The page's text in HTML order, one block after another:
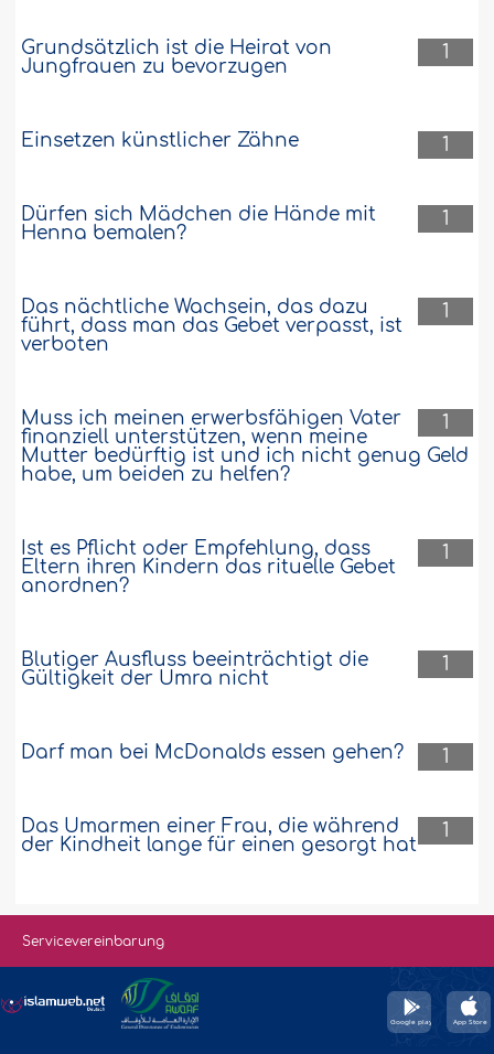
1
Grundsätzlich ist die Heirat von
Jungfrauen zu bevorzugen
1
Einsetzen künstlicher Zähne
1
Dürfen sich Mädchen die Hände mit
Henna bemalen?
1
Das nächtliche Wachsein, das dazu
führt, dass man das Gebet verpasst, ist
verboten
1
Muss ich meinen erwerbsfähigen Vater
finanziell unterstützen, wenn meine
Mutter bedürftig ist und ich nicht genug Geld
habe, um beiden zu helfen?
1
Ist es Pflicht oder Empfehlung, dass
Eltern ihren Kindern das rituelle Gebet
anordnen?
1
Blutiger Ausfluss beeinträchtigt die
Gültigkeit der Umra nicht
1
Darf man bei McDonalds essen gehen?
1
Das Umarmen einer Frau, die während
der Kindheit lange für einen gesorgt hat
Servicevereinbarung